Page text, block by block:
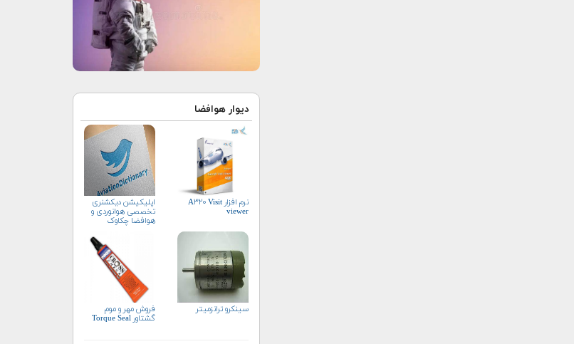
دیوار هوافضا
نرم افزار A۳۲۰ Visit
viewer
اپلیکیشن دیکشنری
تخصصی هوانوردی و
هوافضا چکاوک
سینکرو ترانزمیتر
فروش مهر و موم
گشتاور Torque Seal